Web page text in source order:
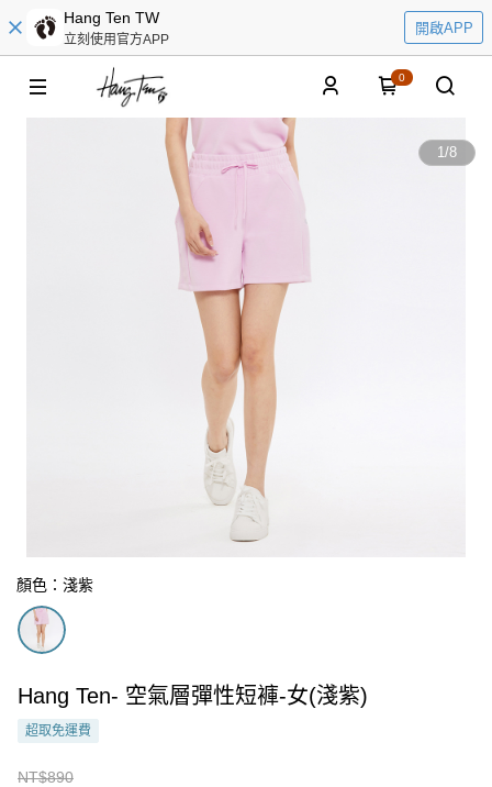
Hang Ten TW
立刻使用官方APP
開啟APP
0
1/8
顏色：淺紫
Hang Ten- 空氣層彈性短褲-女(淺紫)
超取免運費
NT$890